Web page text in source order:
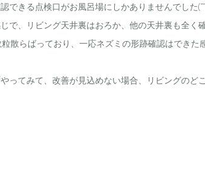
できる点検口がお風呂場にしかありませんでした(
、リビング天井裏はおろか、他の天井裏も全く
散らばっており、一応ネズミの形跡確認はできた
てみて、改善が見込めない場合、リビングのど